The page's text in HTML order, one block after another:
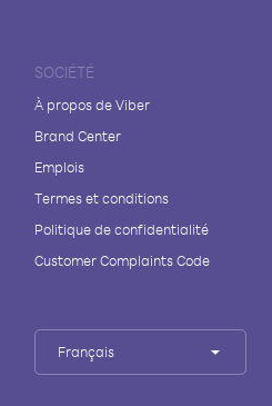
SOCIÉTÉ
À propos de Viber
Brand Center
Emplois
Termes et conditions
Politique de confidentialité
Customer Complaints Code
Français